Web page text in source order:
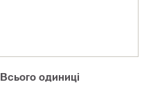
Всьогоодиниці